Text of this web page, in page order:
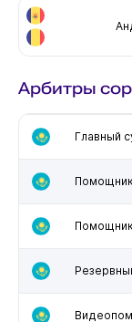
Арбитры
Главный
Помощник
Помощник